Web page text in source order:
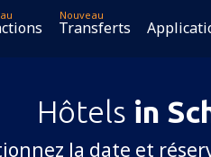
Nouveau
Transferts
Hôtels in
la date et